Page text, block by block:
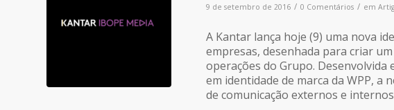
9 de setembro de 2016 / 0 Comentários / em
A Kantar lança hoje (9) uma nova
empresas, desenhada para criar
operações do Grupo. Desenvolvida
em identidade de marca da WPP, a
de comunicação externos e